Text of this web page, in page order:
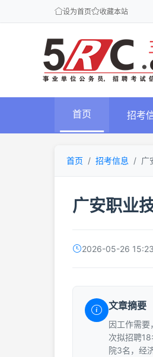
设为首页 收藏本站
首页 招考
首页 招考信息 广
广安职业
2026-05-26 15:23
文章摘要
因工作需
次拟招聘
院3名，经